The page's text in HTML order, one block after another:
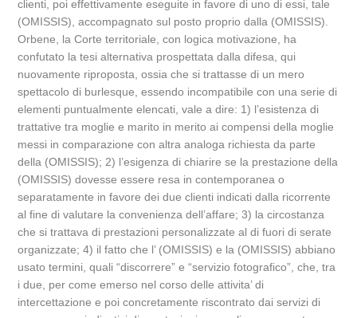
clienti, poi effettivamente eseguite in favore di uno di essi, tale
(OMISSIS), accompagnato sul posto proprio dalla (OMISSIS).
Orbene, la Corte territoriale, con logica motivazione, ha
confutato la tesi alternativa prospettata dalla difesa, qui
nuovamente riproposta, ossia che si trattasse di un mero
spettacolo di burlesque, essendo incompatibile con una serie di
elementi puntualmente elencati, vale a dire: 1) l’esistenza di
trattative tra moglie e marito in merito ai compensi della moglie
messi in comparazione con altra analoga richiesta da parte
della (OMISSIS); 2) l’esigenza di chiarire se la prestazione della
(OMISSIS) dovesse essere resa in contemporanea o
separatamente in favore dei due clienti indicati dalla ricorrente
al fine di valutare la convenienza dell’affare; 3) la circostanza
che si trattava di prestazioni personalizzate al di fuori di serate
organizzate; 4) il fatto che l’ (OMISSIS) e la (OMISSIS) abbiano
usato termini, quali “discorrere” e “servizio fotografico”, che, tra
i due, per come emerso nel corso delle attivita’ di
intercettazione e poi concretamente riscontrato dai servizi di